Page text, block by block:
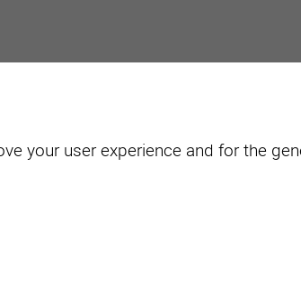
your user experience and for the